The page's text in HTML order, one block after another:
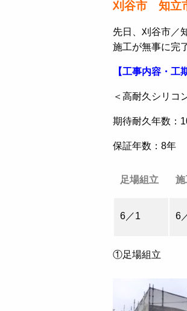
刈谷市 知立
先日、刈谷市／
施工が無事に完
【工事内容・工
＜高耐久シリコ
期待耐久年数：
保証年数：8年
足場組立 施
6／1 6
①足場組立